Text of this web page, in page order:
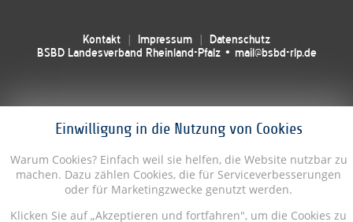
Einwilligung in die Nutzung von Cookies
Warum Cookies? Einfach weil sie helfen, die Website nutzbar zu
machen. Dazu zählen Cookies, die für Serviceverbesserungen
oder für Marketingzwecke genutzt werden.
Klicken Sie auf „Akzeptieren und fortfahren", um die Cookies zu
Kontakt Impressum
Datenschutz
BSBD Landesverband Rheinland-Pfalz • mail@bsbd-rlp.de